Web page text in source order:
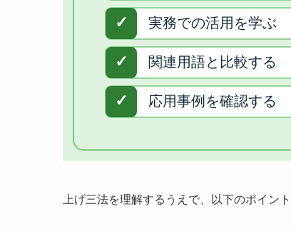
上げ三法を理解するうえで、以下のポイン